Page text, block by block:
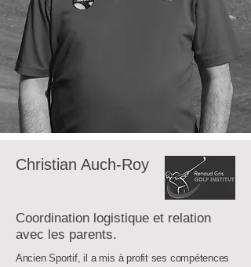
Christian Auch-Roy
Coordination logistique et relation
avec les parents.
Ancien Sportif, il a mis à profit ses compétences